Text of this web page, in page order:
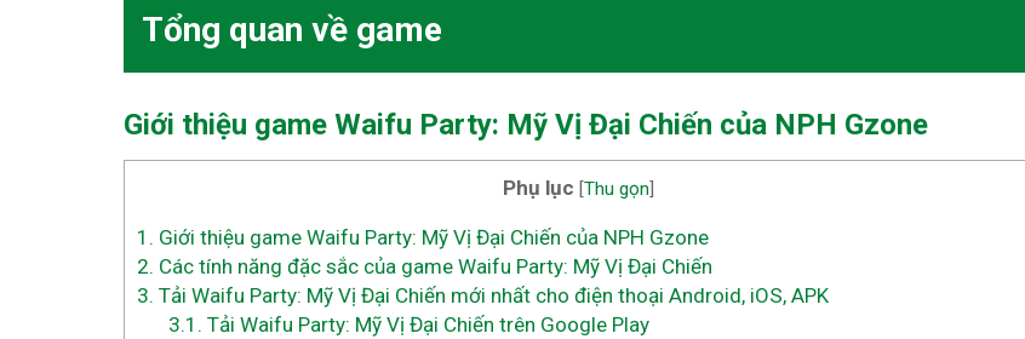
Tổng quan về game
Giới thiệu game Waifu Party: Mỹ Vị Đại Chiến của NPH Gzone
Phụ lục [Thu gọn]
1. Giới thiệu game Waifu Party: Mỹ Vị Đại Chiến của NPH Gzone
2. Các tính năng đặc sắc của game Waifu Party: Mỹ Vị Đại Chiến
3. Tải Waifu Party: Mỹ Vị Đại Chiến mới nhất cho điện thoại Android, iOS, APK
3.1. Tải Waifu Party: Mỹ Vị Đại Chiến trên Google Play